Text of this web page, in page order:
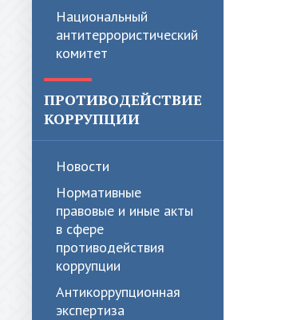
Национальный
антитеррористический
комитет
ПРОТИВОДЕЙСТВИЕ
КОРРУПЦИИ
Новости
Нормативные
правовые и иные акты
в сфере
противодействия
коррупции
Антикоррупционная
экспертиза